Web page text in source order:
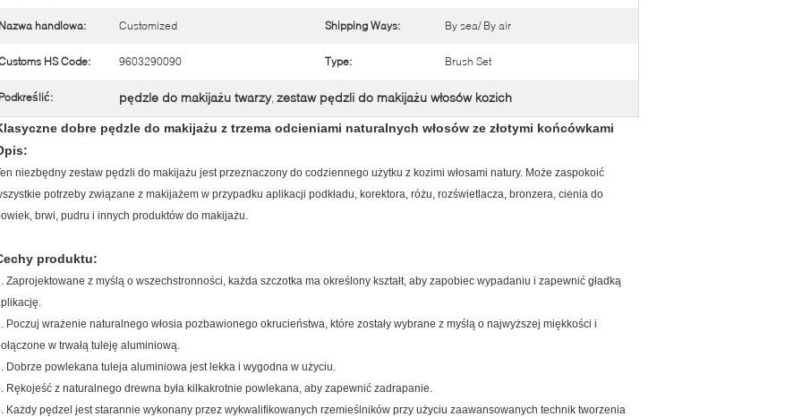
handlowa: Customized Shipping Ways: By sea/ By air
HS Code: 9603290090 Type: Brush Set
pędzle do makijażu twarzy, zestaw pędzli do makijażu włosów kozich
dobre pędzle do makijażu z trzema odcieniami naturalnych włosów ze złotymi końcówkami
niezbędny zestaw pędzli do makijażu jest przeznaczony do codziennego użytku z kozimi włosami natury. Może zaspokoić
potrzeby związane z makijażem w przypadku aplikacji podkładu, korektora, różu, rozświetlacza, bronzera, cienia do
brwi, pudru i innych produktów do makijażu.
produktu:
Zaprojektowane z myślą o wszechstronności, każda szczotka ma określony kształt, aby zapobiec wypadaniu i zapewnić gładką
Poczuj wrażenie naturalnego włosia pozbawionego okrucieństwa, które zostały wybrane z myślą o najwyższej miękkości i
w trwałą tuleję aluminiową.
Dobrze powlekana tuleja aluminiowa jest lekka i wygodna w użyciu.
Rękojeść z naturalnego drewna była kilkakrotnie powlekana, aby zapewnić zadrapanie.
Każdy pędzel jest starannie wykonany przez wykwalifikowanych rzemieślników przy użyciu zaawansowanych technik tworzenia